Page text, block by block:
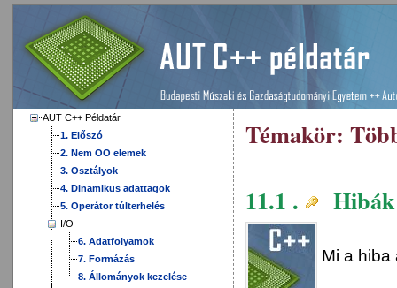
AUT C++ Példatár
1. Előszó
2. Nem OO elemek
3. Osztályok
4. Dinamikus adattagok
5. Operátor túlterhelés
I/O
6. Adatfolyamok
7. Formázás
8. Állományok kezelése
Témakör:
11.1 .
Mi a hiba